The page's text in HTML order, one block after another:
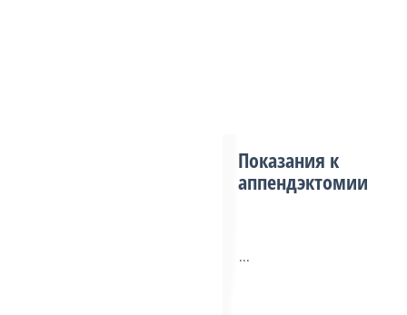
Показания к
аппендэктомии
...